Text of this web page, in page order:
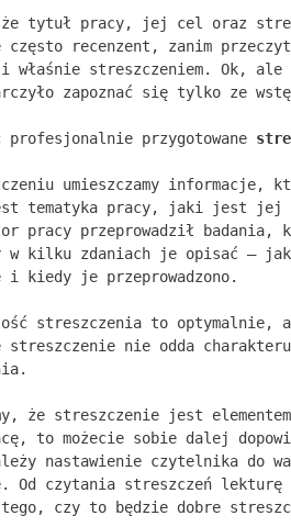
że tytuł pracy, jej cel oraz
często recenzent, zanim
streszczeniem. Ok, ale
zapoznać się tylko ze
profesjonalnie przygotowane
umieszczamy informacje,
tematyka pracy, jaki jest jej
pracy przeprowadził badania,
w kilku zdaniach je opisać –
i kiedy je przeprowadzono.
streszczenia to optymalnie,
nie odda
że streszczenie jest
to możecie sobie dalej
nastawienie czytelnika do
Od czytania streszczeń
czy to będzie dobre